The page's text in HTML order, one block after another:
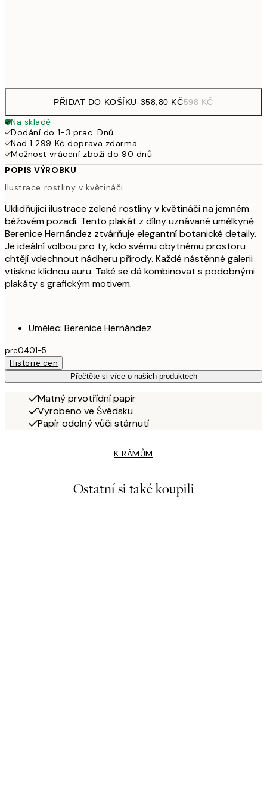
PŘIDAT DO KOŠÍKU-358,80 KČ598 KČ
Na skladě
Dodání do 1-3 prac. Dnů
Nad 1 299 Kč doprava zdarma.
Možnost vrácení zboží do 90 dnů
POPIS VÝROBKU
Ilustrace rostliny v květináči
Uklidňující ilustrace zelené rostliny v květináči na jemném
béžovém pozadí. Tento plakát z dílny uznávané umělkyně
Berenice Hernández ztvárňuje elegantní botanické detaily.
Je ideální volbou pro ty, kdo svému obytnému prostoru
chtějí vdechnout nádheru přírody. Každé nástěnné galerii
vtiskne klidnou auru. Také se dá kombinovat s podobnými
plakáty s grafickým motivem.
Umělec: Berenice Hernández
pre0401-5
Historie cen
Přečtěte si více o našich produktech
Matný prvotřídní papír
Vyrobeno ve Švédsku
Papír odolný vůči stárnutí
K RÁMŮM
Ostatní si také koupili